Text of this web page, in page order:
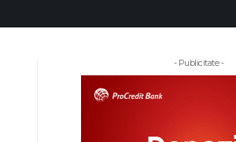
- Publicitate -